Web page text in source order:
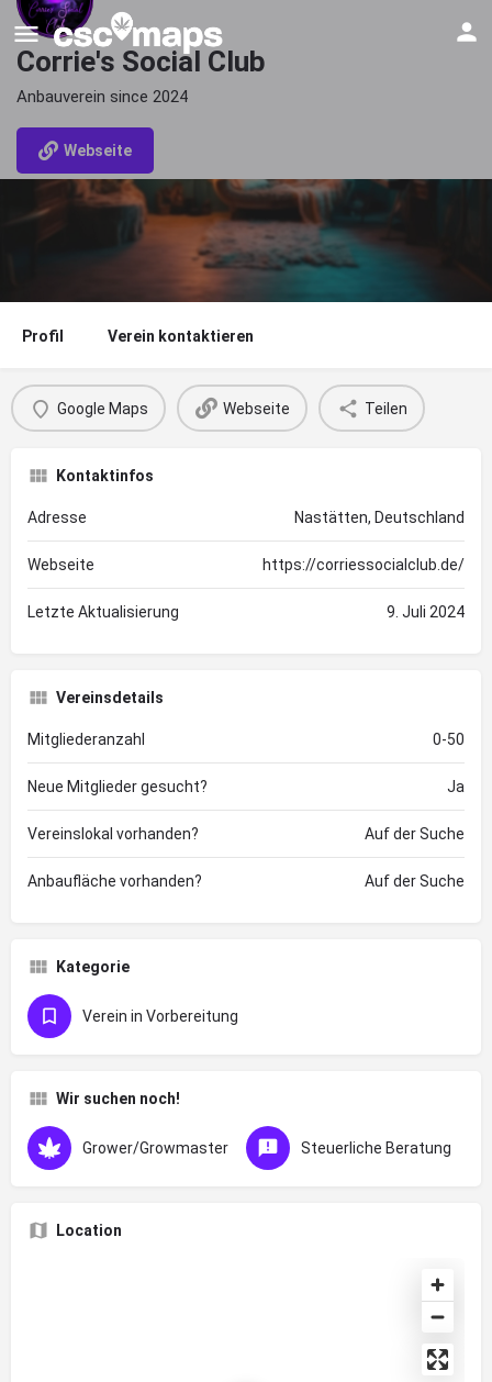
Corrie's Social Club
Anbauverein since 2024
Webseite
Profil Verein kontaktieren
Google Maps Webseite Teilen
Kontaktinfos
Adresse Nastätten, Deutschland
Webseite https://corriessocialclub.de/
Letzte Aktualisierung 9. Juli 2024
Vereinsdetails
Mitgliederanzahl 0-50
Neue Mitglieder gesucht? Ja
Vereinslokal vorhanden? Auf der Suche
Anbaufläche vorhanden? Auf der Suche
Kategorie
Verein in Vorbereitung
Wir suchen noch!
Grower/Growmaster Steuerliche Beratung
Location